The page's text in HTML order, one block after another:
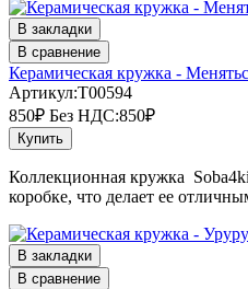
В закладки
В сравнение
Керамическая кружка -
Артикул:T00594
850₽ Без НДС:850₽
Купить
Коллекционная кружка
коробке, что делает ее
В закладки
В сравнение